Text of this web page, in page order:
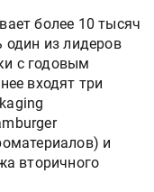
более 10 тысяч
один из лидеров
с годовым
входят три
и
вторичного